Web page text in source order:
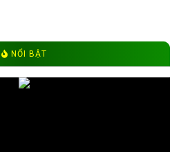
NỔI BẬT